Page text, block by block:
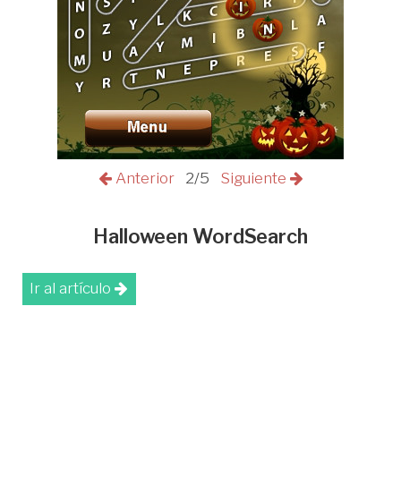
Anterior 2/5 Siguiente
Halloween WordSearch
Ir al artículo